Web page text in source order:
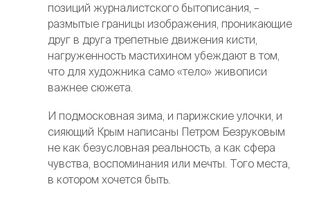
позиций журналистского бытописания, –
размытые границы изображения, проникающие
друг в друга трепетные движения кисти,
нагруженность мастихином убеждают в том,
что для художника само «тело» живописи
важнее сюжета.
И подмосковная зима, и парижские улочки, и
сияющий Крым написаны Петром Безруковым
не как безусловная реальность, а как сфера
чувства, воспоминания или мечты. Того места,
в котором хочется быть.